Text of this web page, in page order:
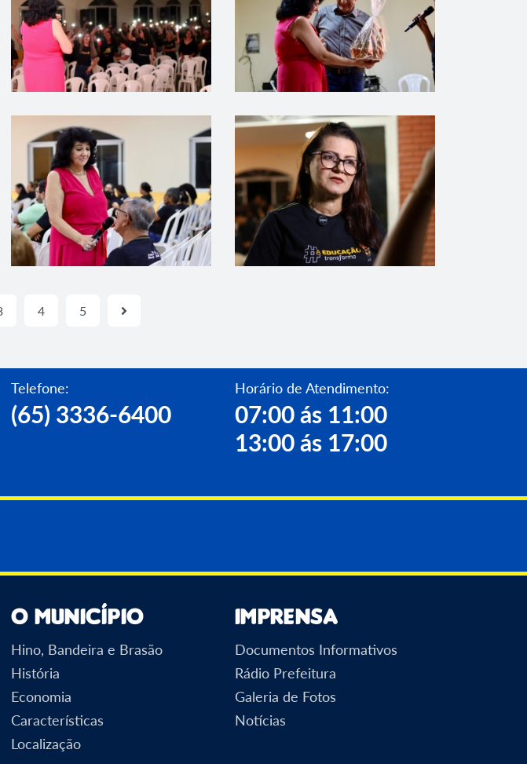
4 5
Telefone:
(65) 3336-6400
Horário de Atendimento:
07:00 ás 11:00
13:00 ás 17:00
O Município
Hino, Bandeira e Brasão
História
Economia
Características
Localização
Imprensa
Documentos Informativos
Rádio Prefeitura
Galeria de Fotos
Notícias